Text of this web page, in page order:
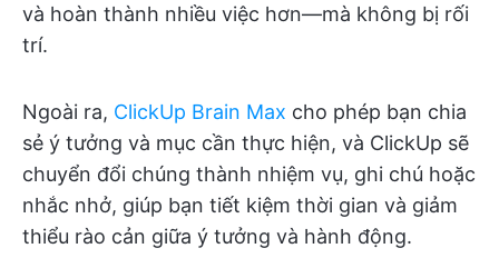
và hoàn thành nhiều việc hơn—mà không bị rối
trí.
Ngoài ra, ClickUp Brain Max cho phép bạn chia
sẻ ý tưởng và mục cần thực hiện, và ClickUp sẽ
chuyển đổi chúng thành nhiệm vụ, ghi chú hoặc
nhắc nhở, giúp bạn tiết kiệm thời gian và giảm
thiểu rào cản giữa ý tưởng và hành động.